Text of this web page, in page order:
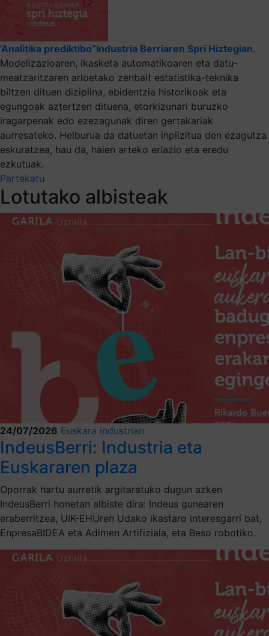
‘Analitika prediktibo”Industria Berriaren Spri Hiztegian.
Modelizazioaren, ikasketa automatikoaren eta datu-
meatzaritzaren arloetako zenbait estatistika-teknika
biltzen dituen diziplina, ebidentzia historikoak eta
egungoak aztertzen dituena, etorkizunari buruzko
iragarpenak edo ezezagunak diren gertakariak
aurresateko. Helburua da datuetan inplizitua den ezagutza
eskuratzea, hau da, haien arteko erlazio eta eredu
ezkutuak.
Partekatu
Lotutako albisteak
24/07/2026 Euskara industrian
IndeusBerri: Industria eta
Euskararen plaza
Oporrak hartu aurretik argitaratuko dugun azken
IndeusBerri honetan albiste dira: Indeus gunearen
eraberritzea, UIK-EHUren Udako ikastaro interesgarri bat,
EnpresaBIDEA eta Adimen Artifiziala, eta Beso robotiko.